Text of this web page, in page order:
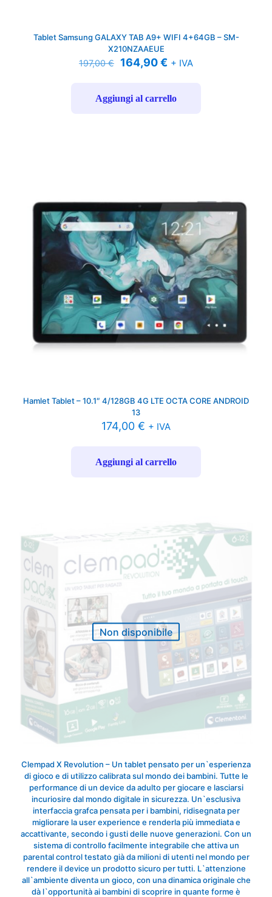
Tablet Samsung GALAXY TAB A9+ WIFI 4+64GB – SM-
X210NZAAEUE
197,00€
Il
prezzo
era:
197,00 €.
164,90€Il
è:
+ IVA
Aggiungi al carrello
Hamlet Tablet – 10.1″ 4/128GB 4G LTE OCTA CORE ANDROID
13
174,00 € + IVA
Aggiungi al carrello
Non disponibile
Clempad X Revolution – Un tablet pensato per un`esperienza
di gioco e di utilizzo calibrata sul mondo dei bambini. Tutte le
performance di un device da adulto per giocare e lasciarsi
incuriosire dal mondo digitale in sicurezza. Un`esclusiva
interfaccia grafca pensata per i bambini, ridisegnata per
migliorare la user experience e renderla più immediata e
accattivante, secondo i gusti delle nuove generazioni. Con un
sistema di controllo facilmente integrabile che attiva un
parental control testato già da milioni di utenti nel mondo per
rendere il device un prodotto sicuro per tutti. L`attenzione
all`ambiente diventa un gioco, con una dinamica originale che
dà l`opportunità ai bambini di scoprire in quante forme è